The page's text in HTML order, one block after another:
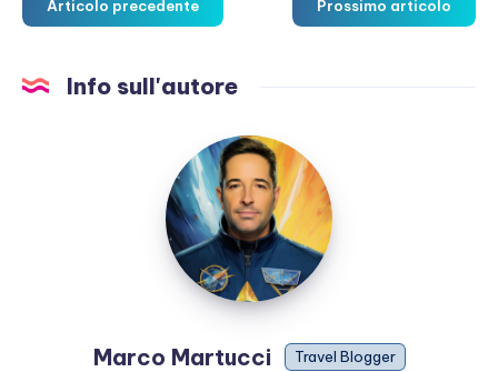
Articolo precedente Prossimo articolo
Info sull'autore
Marco
Martucci
Marco Martucci Travel Blogger